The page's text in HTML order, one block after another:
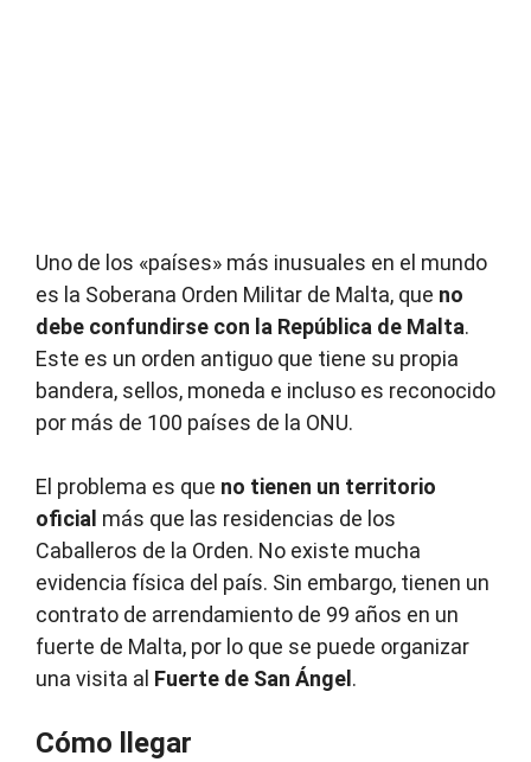
Uno de los «países» más inusuales en el mundo
es la Soberana Orden Militar de Malta, que no
debe confundirse con la República de Malta.
Este es un orden antiguo que tiene su propia
bandera, sellos, moneda e incluso es reconocido
por más de 100 países de la ONU.
El problema es que no tienen un territorio
oficial más que las residencias de los
Caballeros de la Orden. No existe mucha
evidencia física del país. Sin embargo, tienen un
contrato de arrendamiento de 99 años en un
fuerte de Malta, por lo que se puede organizar
una visita al Fuerte de San Ángel .
Cómo llegar